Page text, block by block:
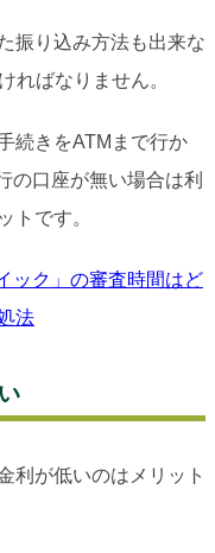
振り込み方法も出来な
ればなりません。
続きをATMまで行か
の口座が無い場合は利
トです。
ック」の審査時間はど
法
利が低いのはメリット